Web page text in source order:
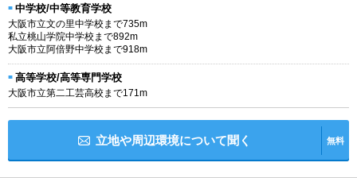
中学校/中等教育学校
大阪市立文の里中学校まで735m
私立桃山学院中学校まで892m
大阪市立阿倍野中学校まで918m
高等学校/高等専門学校
大阪市立第二工芸高校まで171m
立地や周辺環境について聞く 無料